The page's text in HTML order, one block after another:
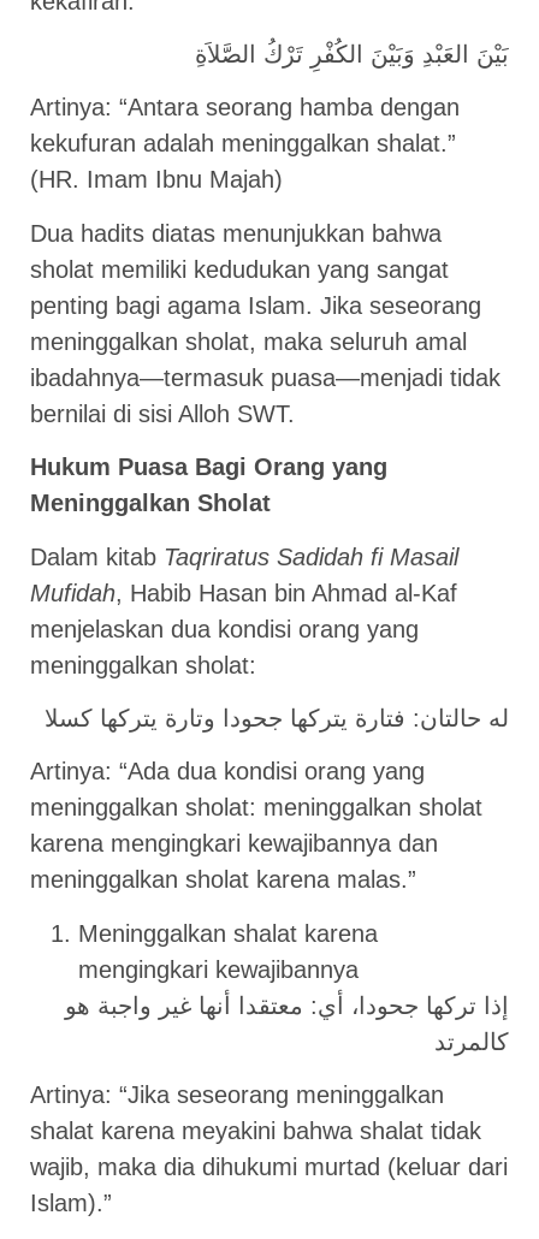
بَيْنَ العَبْدِ وَبَيْنَ الكُفْرِ تَرْكُ الصَّلاَةِ
Artinya: “Antara seorang hamba dengan
kekufuran adalah meninggalkan shalat.”
(HR. Imam Ibnu Majah)
Dua hadits diatas menunjukkan bahwa
sholat memiliki kedudukan yang sangat
penting bagi agama Islam. Jika seseorang
meninggalkan sholat, maka seluruh amal
ibadahnya—termasuk puasa—menjadi tidak
bernilai di sisi Alloh SWT.
Hukum Puasa Bagi Orang yang
Meninggalkan Sholat
Dalam kitab Taqriratus Sadidah fi Masail
Mufidah, Habib Hasan bin Ahmad al-Kaf
menjelaskan dua kondisi orang yang
meninggalkan sholat:
له حالتان: فتارة يتركها جحودا وتارة يتركها كسلا
Artinya: “Ada dua kondisi orang yang
meninggalkan sholat: meninggalkan sholat
karena mengingkari kewajibannya dan
meninggalkan sholat karena malas.”
Meninggalkan shalat karena
mengingkari kewajibannya
إذا تركها جحودا، أي: معتقدا أنها غير واجبة هو
كالمرتد
Artinya: “Jika seseorang meninggalkan
shalat karena meyakini bahwa shalat tidak
wajib, maka dia dihukumi murtad (keluar dari
Islam).”